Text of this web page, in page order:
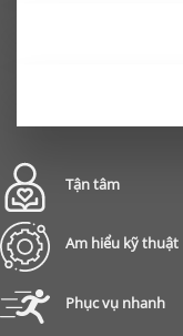
Tận tâm
Am hiểu kỹ thuật
Phục vụ nhanh